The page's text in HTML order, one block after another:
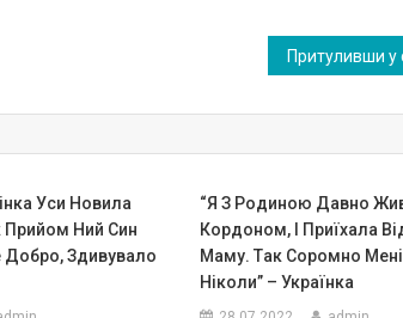
Уси Новила
Прийом Ний Син
Добро, Здивувало
“Я З Poдиною Дaвнo
Кopдоном, І Пpиїxaла
Мaму. Тaк Сopoмно
Нiкoли” – Українка